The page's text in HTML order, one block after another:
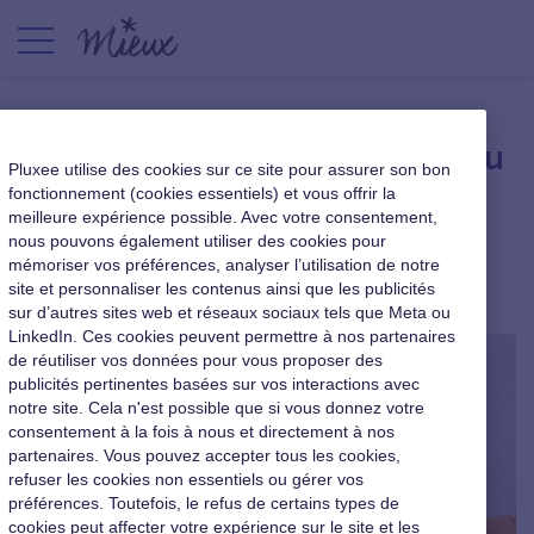
Mieux TV | La digitalisation au
service de la performance :
entretien avec Malena Gufflet
Le cahier du dirigeant|31 janvier 2025
Pluxee utilise des cookies sur ce site pour assurer son bon
fonctionnement (cookies essentiels) et vous offrir la
meilleure expérience possible. Avec votre consentement,
nous pouvons également utiliser des cookies pour
mémoriser vos préférences, analyser l’utilisation de notre
site et personnaliser les contenus ainsi que les publicités
sur d’autres sites web et réseaux sociaux tels que Meta ou
LinkedIn. Ces cookies peuvent permettre à nos partenaires
de réutiliser vos données pour vous proposer des
publicités pertinentes basées sur vos interactions avec
notre site. Cela n'est possible que si vous donnez votre
consentement à la fois à nous et directement à nos
partenaires. Vous pouvez accepter tous les cookies,
refuser les cookies non essentiels ou gérer vos
préférences. Toutefois, le refus de certains types de
cookies peut affecter votre expérience sur le site et les